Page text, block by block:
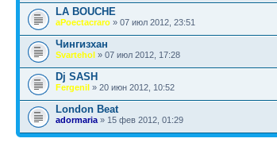
LA BOUCHE
aPoectacraro » 07 июл 2012, 23:51
Чингизхан
Svartehol » 07 июл 2012, 17:28
Dj SASH
Fergenil » 20 июн 2012, 10:52
London Beat
adormaria » 15 фев 2012, 01:29